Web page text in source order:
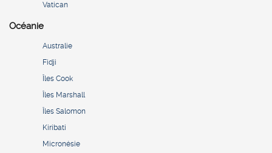
Vatican
Océanie
Australie
Fidji
Îles Cook
Îles Marshall
Îles Salomon
Kiribati
Micronésie